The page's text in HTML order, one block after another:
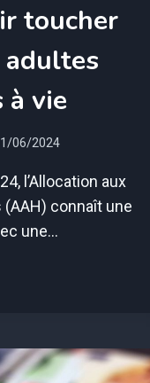
toucher
adultes
à vie
06/2024
l’Allocation aux
connaît une
une…